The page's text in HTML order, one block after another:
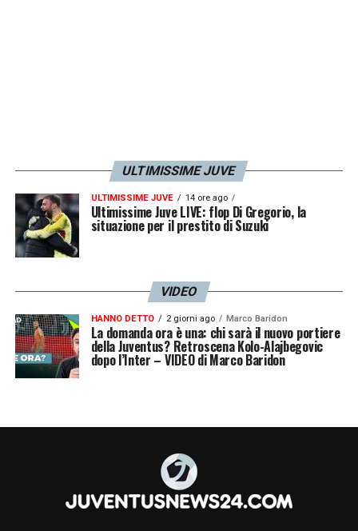
ULTIMISSIME JUVE
ULTIMISSIME JUVE 14 ore ago
Ultimissime Juve LIVE: flop Di Gregorio, la
situazione per il prestito di Suzuki
VIDEO
HANNO DETTO 2 giorni ago Marco Baridon
La domanda ora è una: chi sarà il nuovo portiere
della Juventus? Retroscena Kolo-Alajbegovic
dopo l’Inter – VIDEO di Marco Baridon